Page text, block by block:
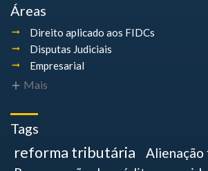
Áreas
Direito aplicado aos FIDCs
Disputas Judiciais
Empresarial
Mais
Tags
reforma tributária
Alienação